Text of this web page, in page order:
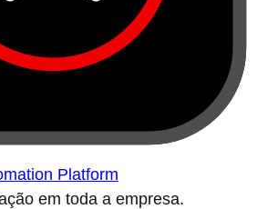
Platform
em toda a empresa.